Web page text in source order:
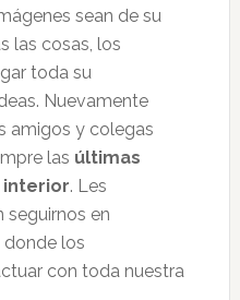
sean de su
las cosas, los
toda su
Nuevamente
amigos y colegas
las últimas
interior. Les
seguirnos en
los
con toda nuestra